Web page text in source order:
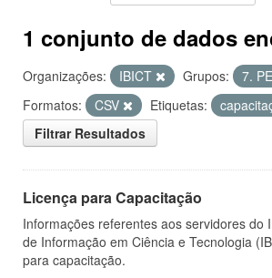
1 conjunto de dados
Organizações: IBICT Grupos:
7.
Formatos:
CSV Etiquetas:
Filtrar Resultados
Licença para Capacitação
Informações referentes aos servidores do
de Informação em Ciência e Tecnologia
para capacitação.